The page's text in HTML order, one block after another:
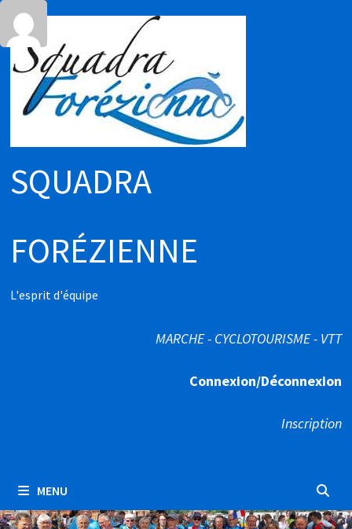
Passer
contenu
SQUADRA
FORÉZIENNE
L'esprit d'équipe
MARCHE - CYCLOTOURISME - VTT
Connexion/Déconnexion
Inscription
MENU